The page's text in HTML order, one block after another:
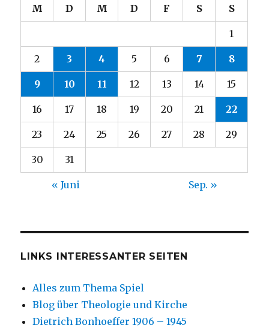
M D M D F S S
1
2 3 4 5 6 7 8
9 10 11 12 13 14 15
16 17 18 19 20 21 22
23 24 25 26 27 28 29
30 31
« Juni Sep. »
LINKS INTERESSANTER SEITEN
Alles zum Thema Spiel
Blog über Theologie und Kirche
Dietrich Bonhoeffer 1906 – 1945